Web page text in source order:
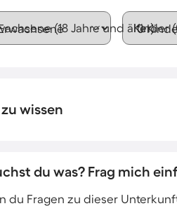
(18 Jahre und älter)
Kinder
wissen
du was? Frag mich
du Fragen zu dieser